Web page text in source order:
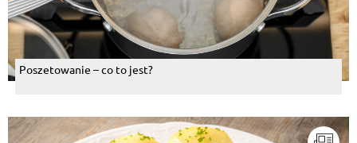
Poszetowanie – co to jest?